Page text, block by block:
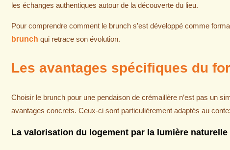
les échanges authentiques autour de la découverte du lieu.
Pour comprendre comment le brunch s’est développé comme
brunch qui retrace son évolution.
Les avantages spécifiques du
Choisir le brunch pour une pendaison de crémaillère n’est pas un
avantages concrets. Ceux-ci sont particulièrement adaptés au
La valorisation du logement par la lumière naturelle